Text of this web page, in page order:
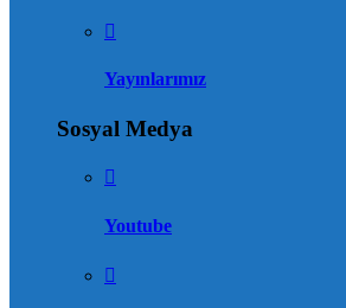
Yayınlarımız
Sosyal Medya
Youtube